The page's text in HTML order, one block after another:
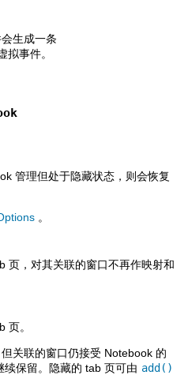
生成一条
拟事件。
管理但处于隐藏状态，则会恢复
。
页，对其关联的窗口不再作映射和
页。
关联的窗口仍接受 Notebook 的
续保留。隐藏的 tab 页可由 add()